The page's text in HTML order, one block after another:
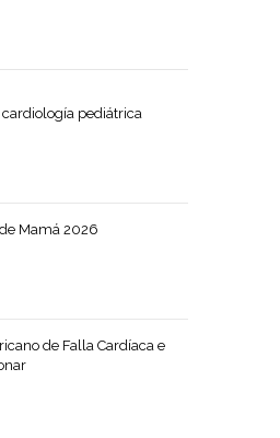
cardiología pediátrica
Mamá 2026
de Falla Cardíaca e